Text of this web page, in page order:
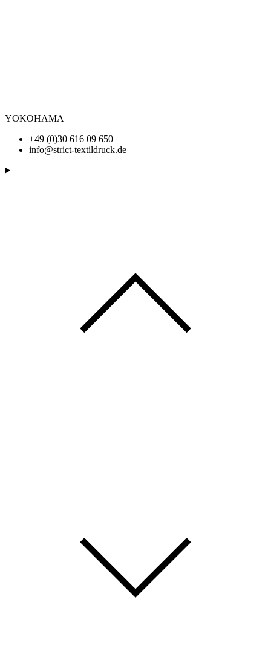
YOKOHAMA
+49 (0)30 616 09 650
info@strict-textildruck.de